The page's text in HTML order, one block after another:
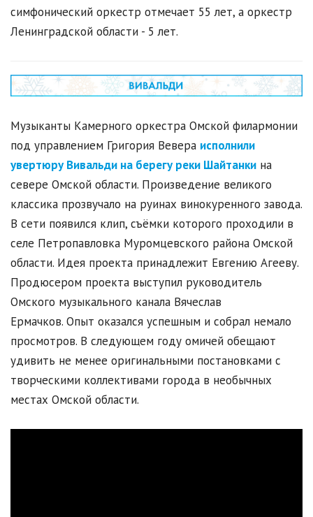
симфонический оркестр отмечает 55 лет, а оркестр
Ленинградской области - 5 лет.
Музыканты Камерного оркестра Омской филармонии
под управлением Григория Вевера исполнили
увертюру Вивальди на берегу реки Шайтанки на
севере Омской области. Произведение великого
классика прозвучало на руинах винокуренного завода.
В сети появился клип, съёмки которого проходили в
селе Петропавловка Муромцевского района Омской
области. Идея проекта принадлежит Евгению Агееву.
Продюсером проекта выступил руководитель
Омского музыкального канала Вячеслав
Ермачков. Опыт оказался успешным и собрал немало
просмотров. В следующем году омичей обещают
удивить не менее оригинальными постановками с
творческими коллективами города в необычных
местах Омской области.